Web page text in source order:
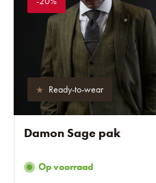
Ready-to-wear
Damon Sage pak
Op voorraad